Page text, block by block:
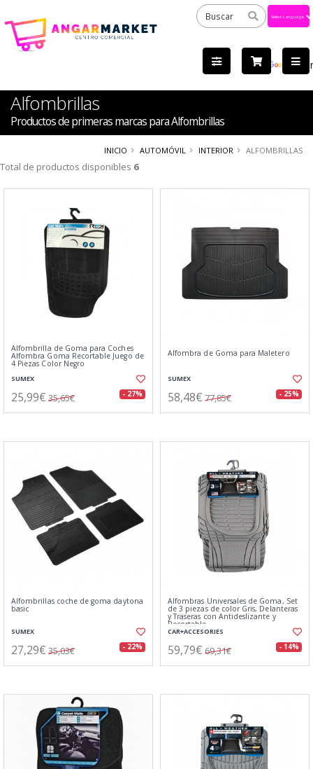
by
Alfombrillas
Productos de primeras marcas para Alfombrillas
INICIO AUTOMÓVIL INTERIOR ALFOMBRILLAS
Total de productos disponibles 6
Alfombrilla de Goma para Coches
Alfombra Goma Recortable Juego de
4 Piezas Color Negro
SUMEX
25,99€ 35,65€ - 27%
Alfombra de Goma para Maletero
SUMEX
58,48€ 77,85€ - 25%
Alfombrillas coche de goma daytona
basic
SUMEX
27,29€ 35,03€ - 22%
Alfombras Universales de Goma, Set
de 3 piezas de color Gris, Delanteras
y Traseras con Antideslizante y
Recortable
CAR+ACCESORIES
59,79€ 69,31€ - 14%